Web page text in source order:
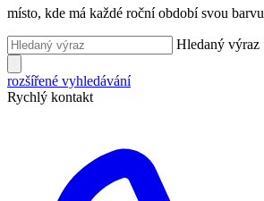
místo, kde má každé roční období svou barvu
Hledaný výraz
rozšířené vyhledávání
Rychlý kontakt